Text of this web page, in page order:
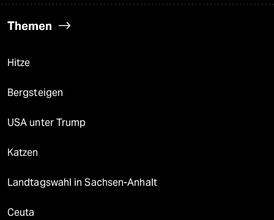
Themen
Hitze
Bergsteigen
USA unter Trump
Katzen
Landtagswahl in Sachsen-Anhalt
Ceuta